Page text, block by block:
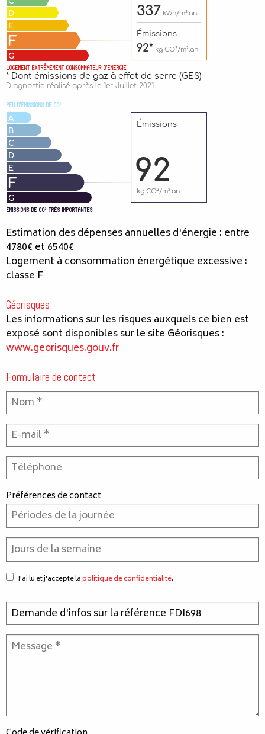
Estimation des dépenses annuelles d'énergie : entre
4780€ et 6540€
Logement à consommation énergétique excessive :
classe F
Géorisques
Les informations sur les risques auxquels ce bien est
exposé sont disponibles sur le site Géorisques :
www.georisques.gouv.fr
Formulaire de contact
Préférences de contact
J'ai lu et j'accepte lapolitique de confidentialité.